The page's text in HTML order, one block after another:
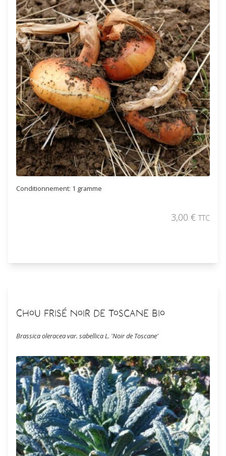
Conditionnement: 1 gramme
3,00 € TTC
Chou Frisé Noir de Toscane Bio
Brassica oleracea var. sabellica L. 'Noir de Toscane'